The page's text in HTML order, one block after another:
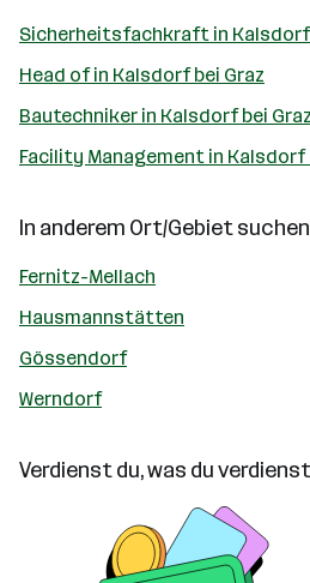
Sicherheitsfachkraft in Kalsdorf
Head of in Kalsdorf bei Graz
Bautechniker in Kalsdorf bei Graz
Facility Management in Kalsdorf
In anderem Ort/Gebiet suchen
Fernitz-Mellach
Hausmannstätten
Gössendorf
Werndorf
Verdienst du, was du